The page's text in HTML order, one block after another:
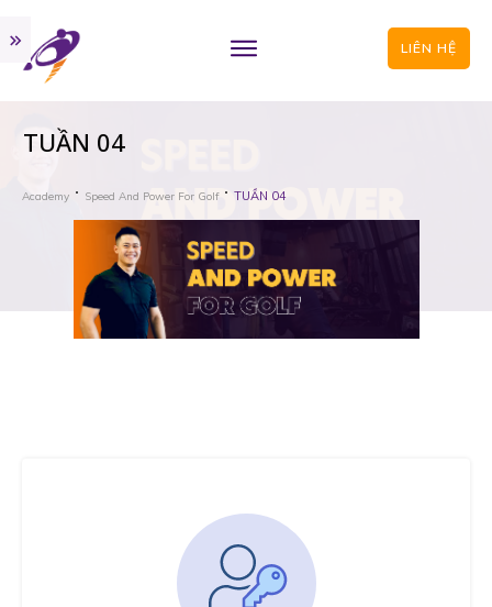
LIÊN HỆ
TUẦN 04
Academy Speed And Power For Golf TUẦN 04